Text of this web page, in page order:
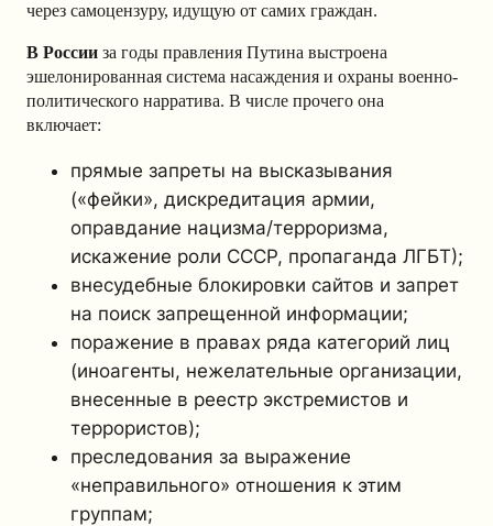
через самоцензуру, идущую от самих граждан.
В России за годы правления Путина выстроена
эшелонированная система насаждения и охраны военно-
политического нарратива. В числе прочего она
включает:
прямые запреты на высказывания
(«фейки», дискредитация армии,
оправдание нацизма/терроризма,
искажение роли СССР, пропаганда ЛГБТ);
внесудебные блокировки сайтов и запрет
на поиск запрещенной информации;
поражение в правах ряда категорий лиц
(иноагенты, нежелательные организации,
внесенные в реестр экстремистов и
террористов);
преследования за выражение
«неправильного» отношения к этим
группам;